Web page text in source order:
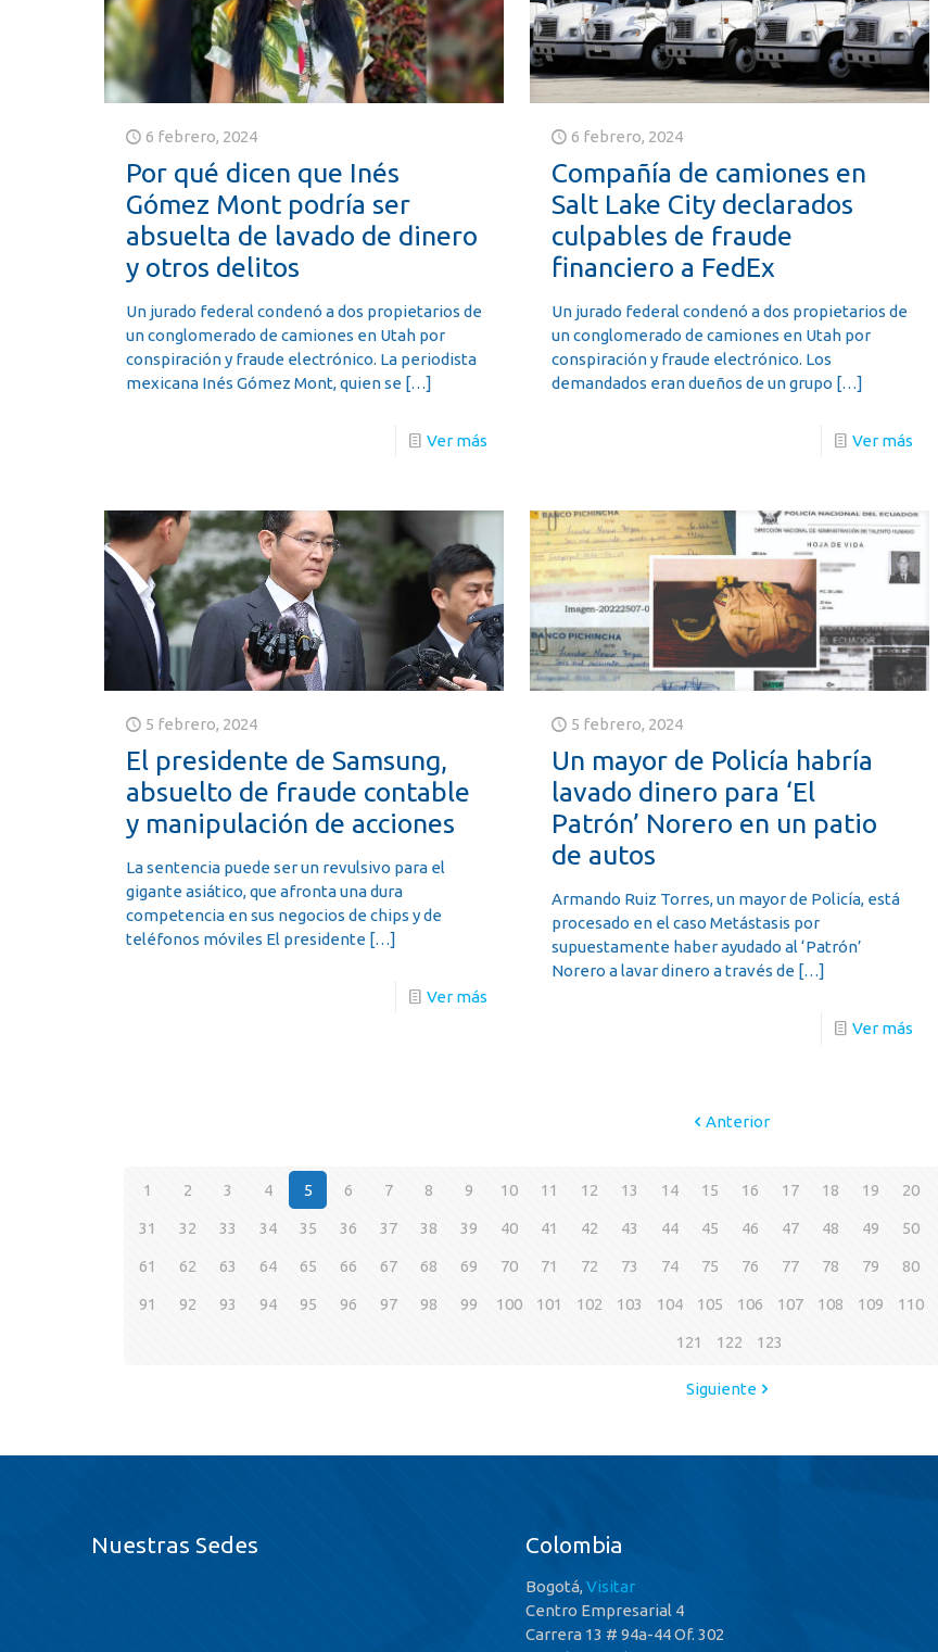
6 febrero, 2024
Por qué dicen que Inés
Gómez Mont podría ser
absuelta de lavado de dinero
y otros delitos
Un jurado federal condenó a dos propietarios de
un conglomerado de camiones en Utah por
conspiración y fraude electrónico. La periodista
mexicana Inés Gómez Mont, quien se[…]
Ver más
6 febrero, 2024
Compañía de camiones en
Salt Lake City declarados
culpables de fraude
financiero a FedEx
Un jurado federal condenó a dos propietarios de
un conglomerado de camiones en Utah por
conspiración y fraude electrónico. Los
demandados eran dueños de un grupo […]
Ver más
5 febrero, 2024
El presidente de Samsung,
absuelto de fraude contable
y manipulación de acciones
La sentencia puede ser un revulsivo para el
gigante asiático, que afronta una dura
competencia en sus negocios de chips y de
teléfonos móviles El presidente[…]
Ver más
5 febrero, 2024
Un mayor de Policía habría
lavado dinero para ‘El
Patrón’ Norero en un patio
de autos
Armando Ruiz Torres, un mayor de Policía, está
procesado en el caso Metástasis por
supuestamente haber ayudado al ‘Patrón’
Norero a lavar dinero a través de[…]
Ver más
Anterior
1 2 3 4 5 6 7 8 9 10 11 12 13 14 15 16 17 18 19 20
31 32 33 34 35 36 37 38 39 40 41 42 43 44 45 46 47 48 49 50
61 62 63 64 65 66 67 68 69 70 71 72 73 74 75 76 77 78 79 80
91 92 93 94 95 96 97 98 99 100 101 102 103 104 105 106 107 108 109 110
121 122 123
Siguiente
Nuestras Sedes Colombia
Bogotá,Visitar
Centro Empresarial 4
Carrera 13 # 94a-44 Of. 302